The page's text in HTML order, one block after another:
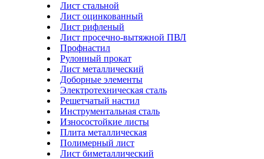
Лист стальной
Лист оцинкованный
Лист рифленый
Лист просечно-вытяжной ПВЛ
Профнастил
Рулонный прокат
Лист металлический
Доборные элементы
Электротехническая сталь
Решетчатый настил
Инструментальная сталь
Износостойкие листы
Плита металлическая
Полимерный лист
Лист биметаллический